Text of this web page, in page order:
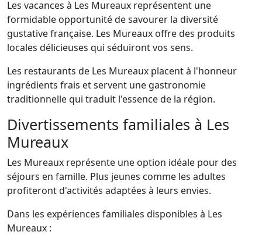
Les vacances à Les Mureaux représentent une
formidable opportunité de savourer la diversité
gustative française. Les Mureaux offre des produits
locales délicieuses qui séduiront vos sens.
Les restaurants de Les Mureaux placent à l'honneur
ingrédients frais et servent une gastronomie
traditionnelle qui traduit l'essence de la région.
Divertissements familiales à Les
Mureaux
Les Mureaux représente une option idéale pour des
séjours en famille. Plus jeunes comme les adultes
profiteront d'activités adaptées à leurs envies.
Dans les expériences familiales disponibles à Les
Mureaux :